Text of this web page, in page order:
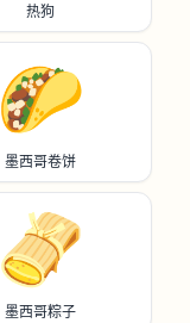
热狗
🌮
墨西哥卷饼
🫔
墨西哥粽子